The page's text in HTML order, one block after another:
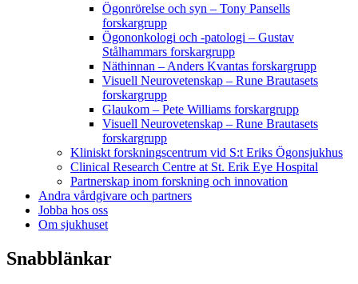
Ögonrörelse och syn – Tony Pansells
forskargrupp
Ögononkologi och -patologi – Gustav
Stålhammars forskargrupp
Näthinnan – Anders Kvantas forskargrupp
Visuell Neurovetenskap – Rune Brautasets
forskargrupp
Glaukom – Pete Williams forskargrupp
Visuell Neurovetenskap – Rune Brautasets
forskargrupp
Kliniskt forskningscentrum vid S:t Eriks Ögonsjukhus
Clinical Research Centre at St. Erik Eye Hospital
Partnerskap inom forskning och innovation
Andra vårdgivare och partners
Jobba hos oss
Om sjukhuset
Snabblänkar